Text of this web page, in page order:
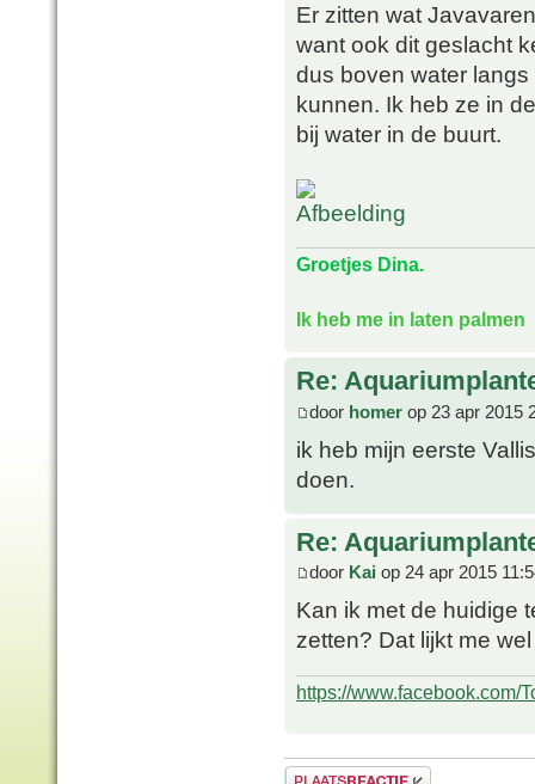
Er zitten wat
want ook dit geslacht
dus boven water
kunnen. Ik heb ze in
bij water in de buurt.
Groetjes Dina.
Ik heb me in laten palmen
Re:
door homer op 23 apr 2015
ik heb mijn eerste
doen.
Re:
door Kai op 24 apr 2015
Kan ik met de huidige
zetten? Dat lijkt me
https://www.facebook.com/
Plaats een reactie